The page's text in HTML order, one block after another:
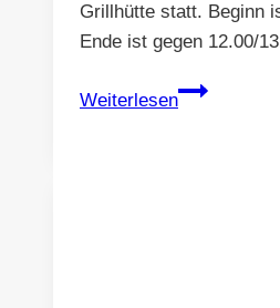
Grillhütte statt. Beginn
Ende ist gegen 12.00/
Weiterlesen